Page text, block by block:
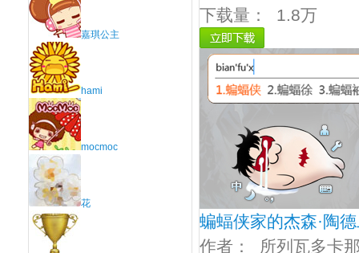
嘉琪公主
hami
mocmoc
花
下载量： 1.8万
蝙蝠侠家的杰森·陶
作者： 所列瓦多卡